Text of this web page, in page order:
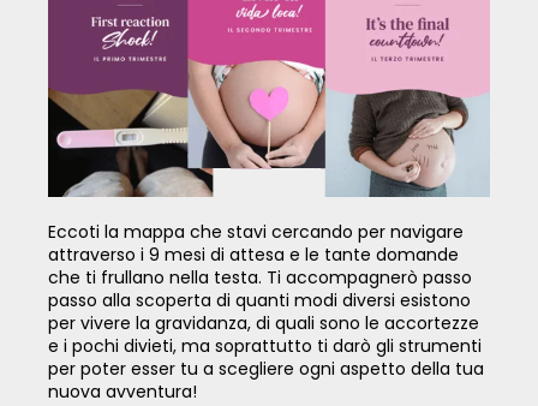
Eccoti la mappa che stavi cercando per navigare
attraverso i 9 mesi di attesa e le tante domande
che ti frullano nella testa. Ti accompagnerò passo
passo alla scoperta di quanti modi diversi esistono
per vivere la gravidanza, di quali sono le accortezze
e i pochi divieti, ma soprattutto ti darò gli strumenti
per poter esser tu a scegliere ogni aspetto della tua
nuova avventura!